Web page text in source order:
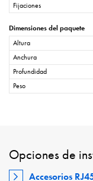
Fijaciones
Dimensiones del paquete
Altura
Anchura
Profundidad
Peso
Opciones de
Accesorios